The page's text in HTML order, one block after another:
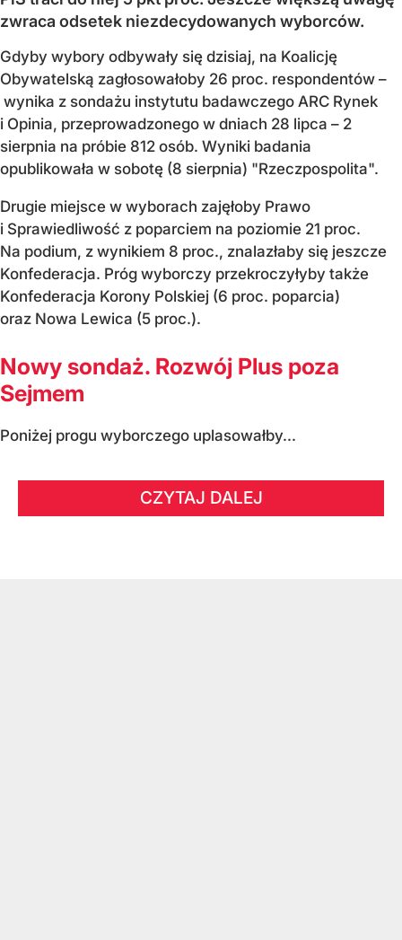
zwraca odsetek niezdecydowanych wyborców.
Gdyby wybory odbywały się dzisiaj, na Koalicję
Obywatelską zagłosowałoby 26 proc. respondentów –
wynika z sondażu instytutu badawczego ARC Rynek
i Opinia, przeprowadzonego w dniach 28 lipca – 2
sierpnia na próbie 812 osób. Wyniki badania
opublikowała w sobotę (8 sierpnia) "Rzeczpospolita".
Drugie miejsce w wyborach zajęłoby Prawo
i Sprawiedliwość z poparciem na poziomie 21 proc.
Na podium, z wynikiem 8 proc., znalazłaby się jeszcze
Konfederacja. Próg wyborczy przekroczyłyby także
Konfederacja Korony Polskiej (6 proc. poparcia)
oraz Nowa Lewica (5 proc.).
Nowy sondaż. Rozwój Plus poza
Sejmem
Poniżej progu wyborczego uplasowałby...
CZYTAJ DALEJ